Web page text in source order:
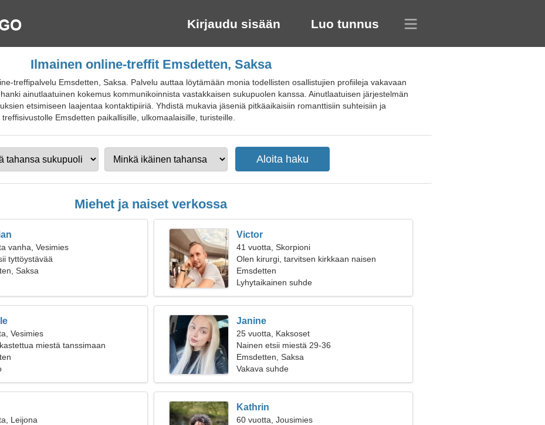
Kirjaudu sisään Luo tunnus
Ilmainen online-treffit Emsdetten, Saksa
treffipalvelu Emsdetten, Saksa. Palvelu auttaa löytämään monia todellisten osallistujien profiileja vakavaan
ainutlaatuinen kokemus kommunikoinnista vastakkaisen sukupuolen kanssa. Ainutlaatuisen järjestelmän
etsimiseen laajentaa kontaktipiiriä. Yhdistä mukavia jäseniä pitkäaikaisiin romanttisiin suhteisiin ja
Emsdetten paikallisille, ulkomaalaisille, turisteille.
Miehet ja naiset verkossa
vanha, Vesimies
tyttöystävää
Saksa
Victor
41 vuotta, Skorpioni
Olen kirurgi, tarvitsen kirkkaan naisen
Emsdetten
Lyhytaikainen suhde
Vesimies
miestä tanssimaan
Janine
25 vuotta, Kaksoset
Nainen etsii miestä 29-36
Emsdetten, Saksa
Vakava suhde
Leijona
Kathrin
60 vuotta, Jousimies